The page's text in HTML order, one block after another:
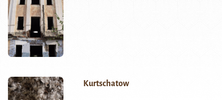
Kurtschatow